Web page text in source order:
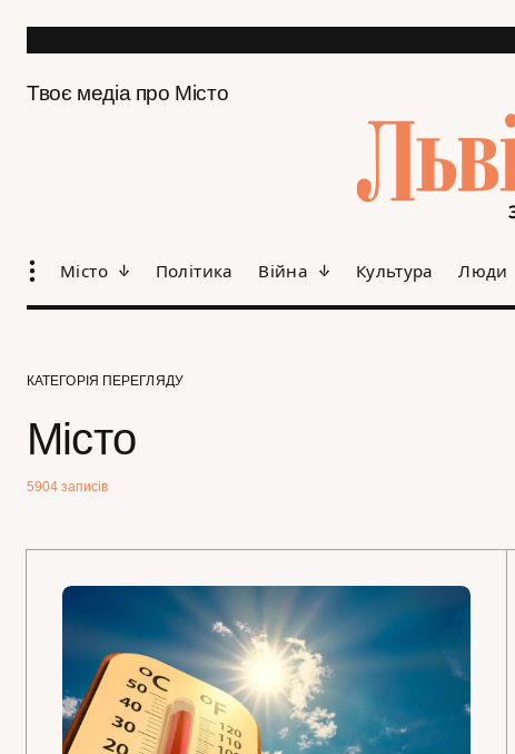
Твоє медіа про Місто
Місто Політика Війна Культура Люди
КАТЕГОРІЯ ПЕРЕГЛЯДУ
Місто
5904 записів